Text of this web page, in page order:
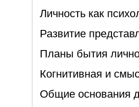
Личность как
Развитие
Планы бытия
Когнитивная и
Общие основания